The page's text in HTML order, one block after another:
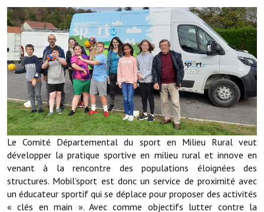
Nous contacter
Horaires de la mairie
Les foulées fressinoises
ACCÈS RAPIDE
Démarches administratives
Projets et travaux en cours
Fêtes et manifestations
Numéros d'urgence
Le Comité Départemental du sport en Milieu Rural veut
développer la pratique sportive en milieu rural et innove en
venant à la rencontre des populations éloignées des
structures. Mobil’sport est donc un service de proximité avec
un éducateur sportif qui se déplace pour proposer des activités
« clés en main ». Avec comme objectifs lutter contre la